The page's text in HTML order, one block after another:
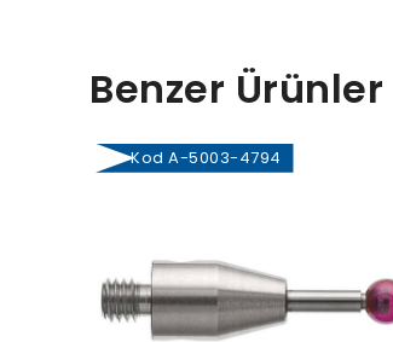
Benzer Ürünler
Kod A-5003-4794